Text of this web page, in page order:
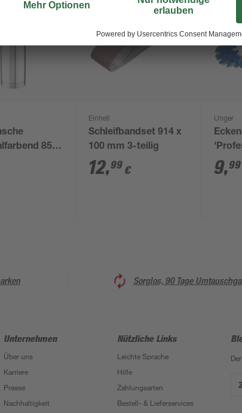
850
Einhell
Schleifbandset 914 x
100 mm 3-teilig
12,99 €
Unger
blau/
9,99
Sorglos, 90 Tage
Unternehmen
Über uns
Karriere
Presse
Nachhaltigkeit
Nützliche Links
Leichte Sprache
Hilfe
Zahlungsarten
Bestell- & Lieferservices